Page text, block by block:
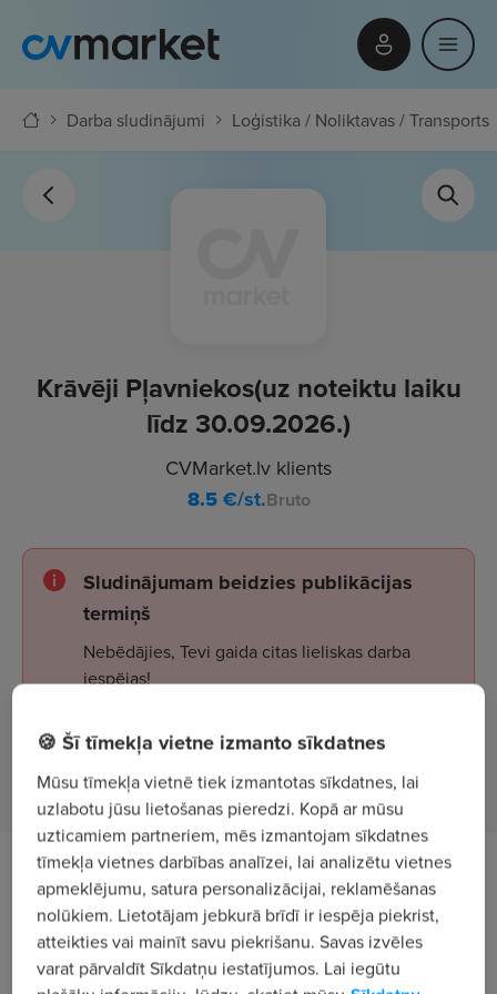
Darba sludinājumi Loģistika / Noliktavas / Transports
Krāvēji Pļavniekos(uz noteiktu laiku
līdz 30.09.2026.)
CVMarket.lv klients
8.5€/st.Bruto
Sludinājumam beidzies publikācijas
termiņš
Nebēdājies, Tevi gaida citas lieliskas darba
iespējas!
Apskatīt sludinājumus
Tev uzticēsim
veikt kravu pārvietošanu, iekraušanu,
izkraušanu;
🍪 Šī tīmekļa vietne izmanto sīkdatnes
Mūsu tīmekļa vietnē tiek izmantotas sīkdatnes, lai
uzlabotu jūsu lietošanas pieredzi. Kopā ar mūsu
uzticamiem partneriem, mēs izmantojam sīkdatnes
tīmekļa vietnes darbības analīzei, lai analizētu vietnes
apmeklējumu, satura personalizācijai, reklamēšanas
nolūkiem. Lietotājam jebkurā brīdī ir iespēja piekrist,
atteikties vai mainīt savu piekrišanu. Savas izvēles
varat pārvaldīt Sīkdatņu iestatījumos. Lai iegūtu